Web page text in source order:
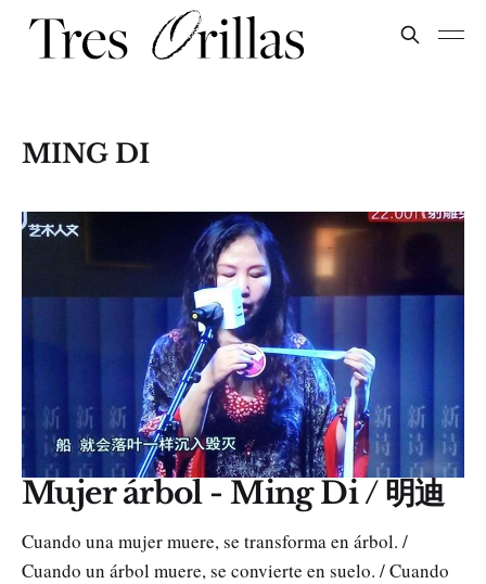
MING DI
Mujer árbol - Ming Di / 明迪
Cuando una mujer muere, se transforma en árbol. /
Cuando un árbol muere, se convierte en suelo. / Cuando